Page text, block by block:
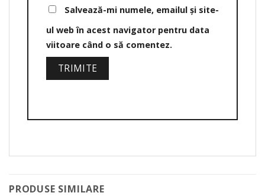
Salvează-mi numele, emailul și site-
ul web în acest navigator pentru data
viitoare când o să comentez.
PRODUSE SIMILARE